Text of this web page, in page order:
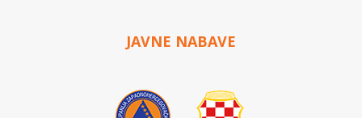
JAVNE NABAVE